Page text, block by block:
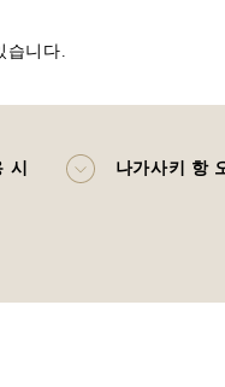
습니다.
시 나가사키 항